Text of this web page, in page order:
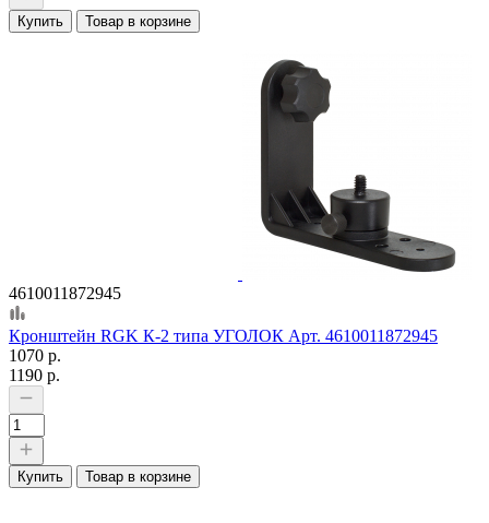
Купить Товар в корзине
4610011872945
Кронштейн RGK К-2 типа УГОЛОК Арт. 4610011872945
1070 р.
1190 р.
Купить Товар в корзине